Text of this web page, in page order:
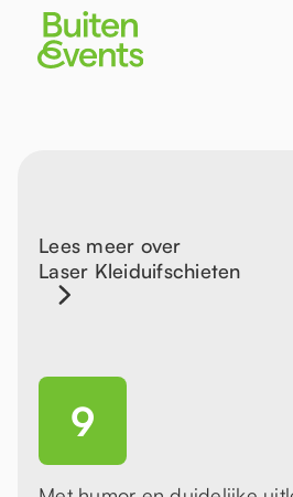
Lees meer over
Laser Kleiduifschieten
9